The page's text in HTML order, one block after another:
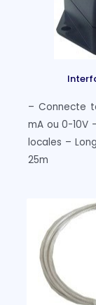
– Connecte
mA ou 0-10V
locales –
25m